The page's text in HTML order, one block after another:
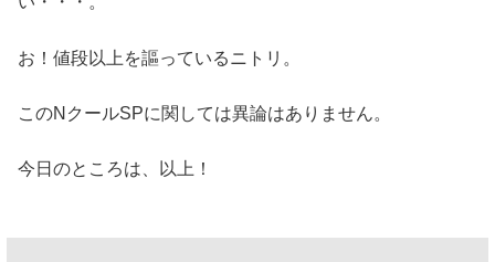
お！値段以上を謳っているニトリ。
このNクールSPに関しては異論はありません。
今日のところは、以上！